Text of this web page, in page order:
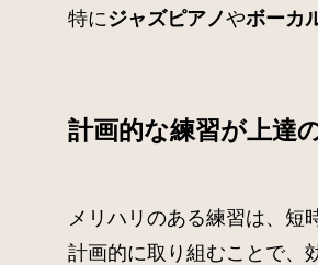
特にジャズピアノやボーカ
計画的な練習が上達
メリハリのある練習は、短
計画的に取り組むことで、